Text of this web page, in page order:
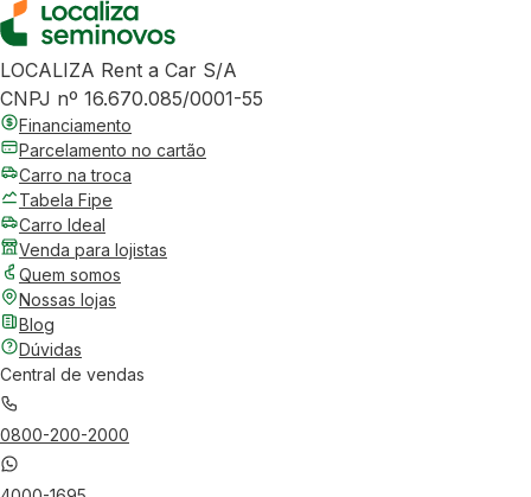
LOCALIZA Rent a Car S/A
CNPJ nº 16.670.085/0001-55
Financiamento
Parcelamento no cartão
Carro na troca
Tabela Fipe
Carro Ideal
Venda para lojistas
Quem somos
Nossas lojas
Blog
Dúvidas
Central de vendas
0800-200-2000